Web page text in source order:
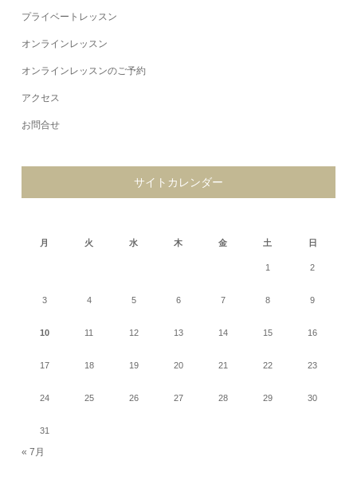
プライベートレッスン
オンラインレッスン
オンラインレッスンのご予約
アクセス
お問合せ
サイトカレンダー
月
火 水 木 金 土 日
1 2
3 4 5 6 7 8 9
10 11 12 13 14 15 16
17 18 19 20 21 22 23
24 25 26 27 28 29 30
31
« 7月